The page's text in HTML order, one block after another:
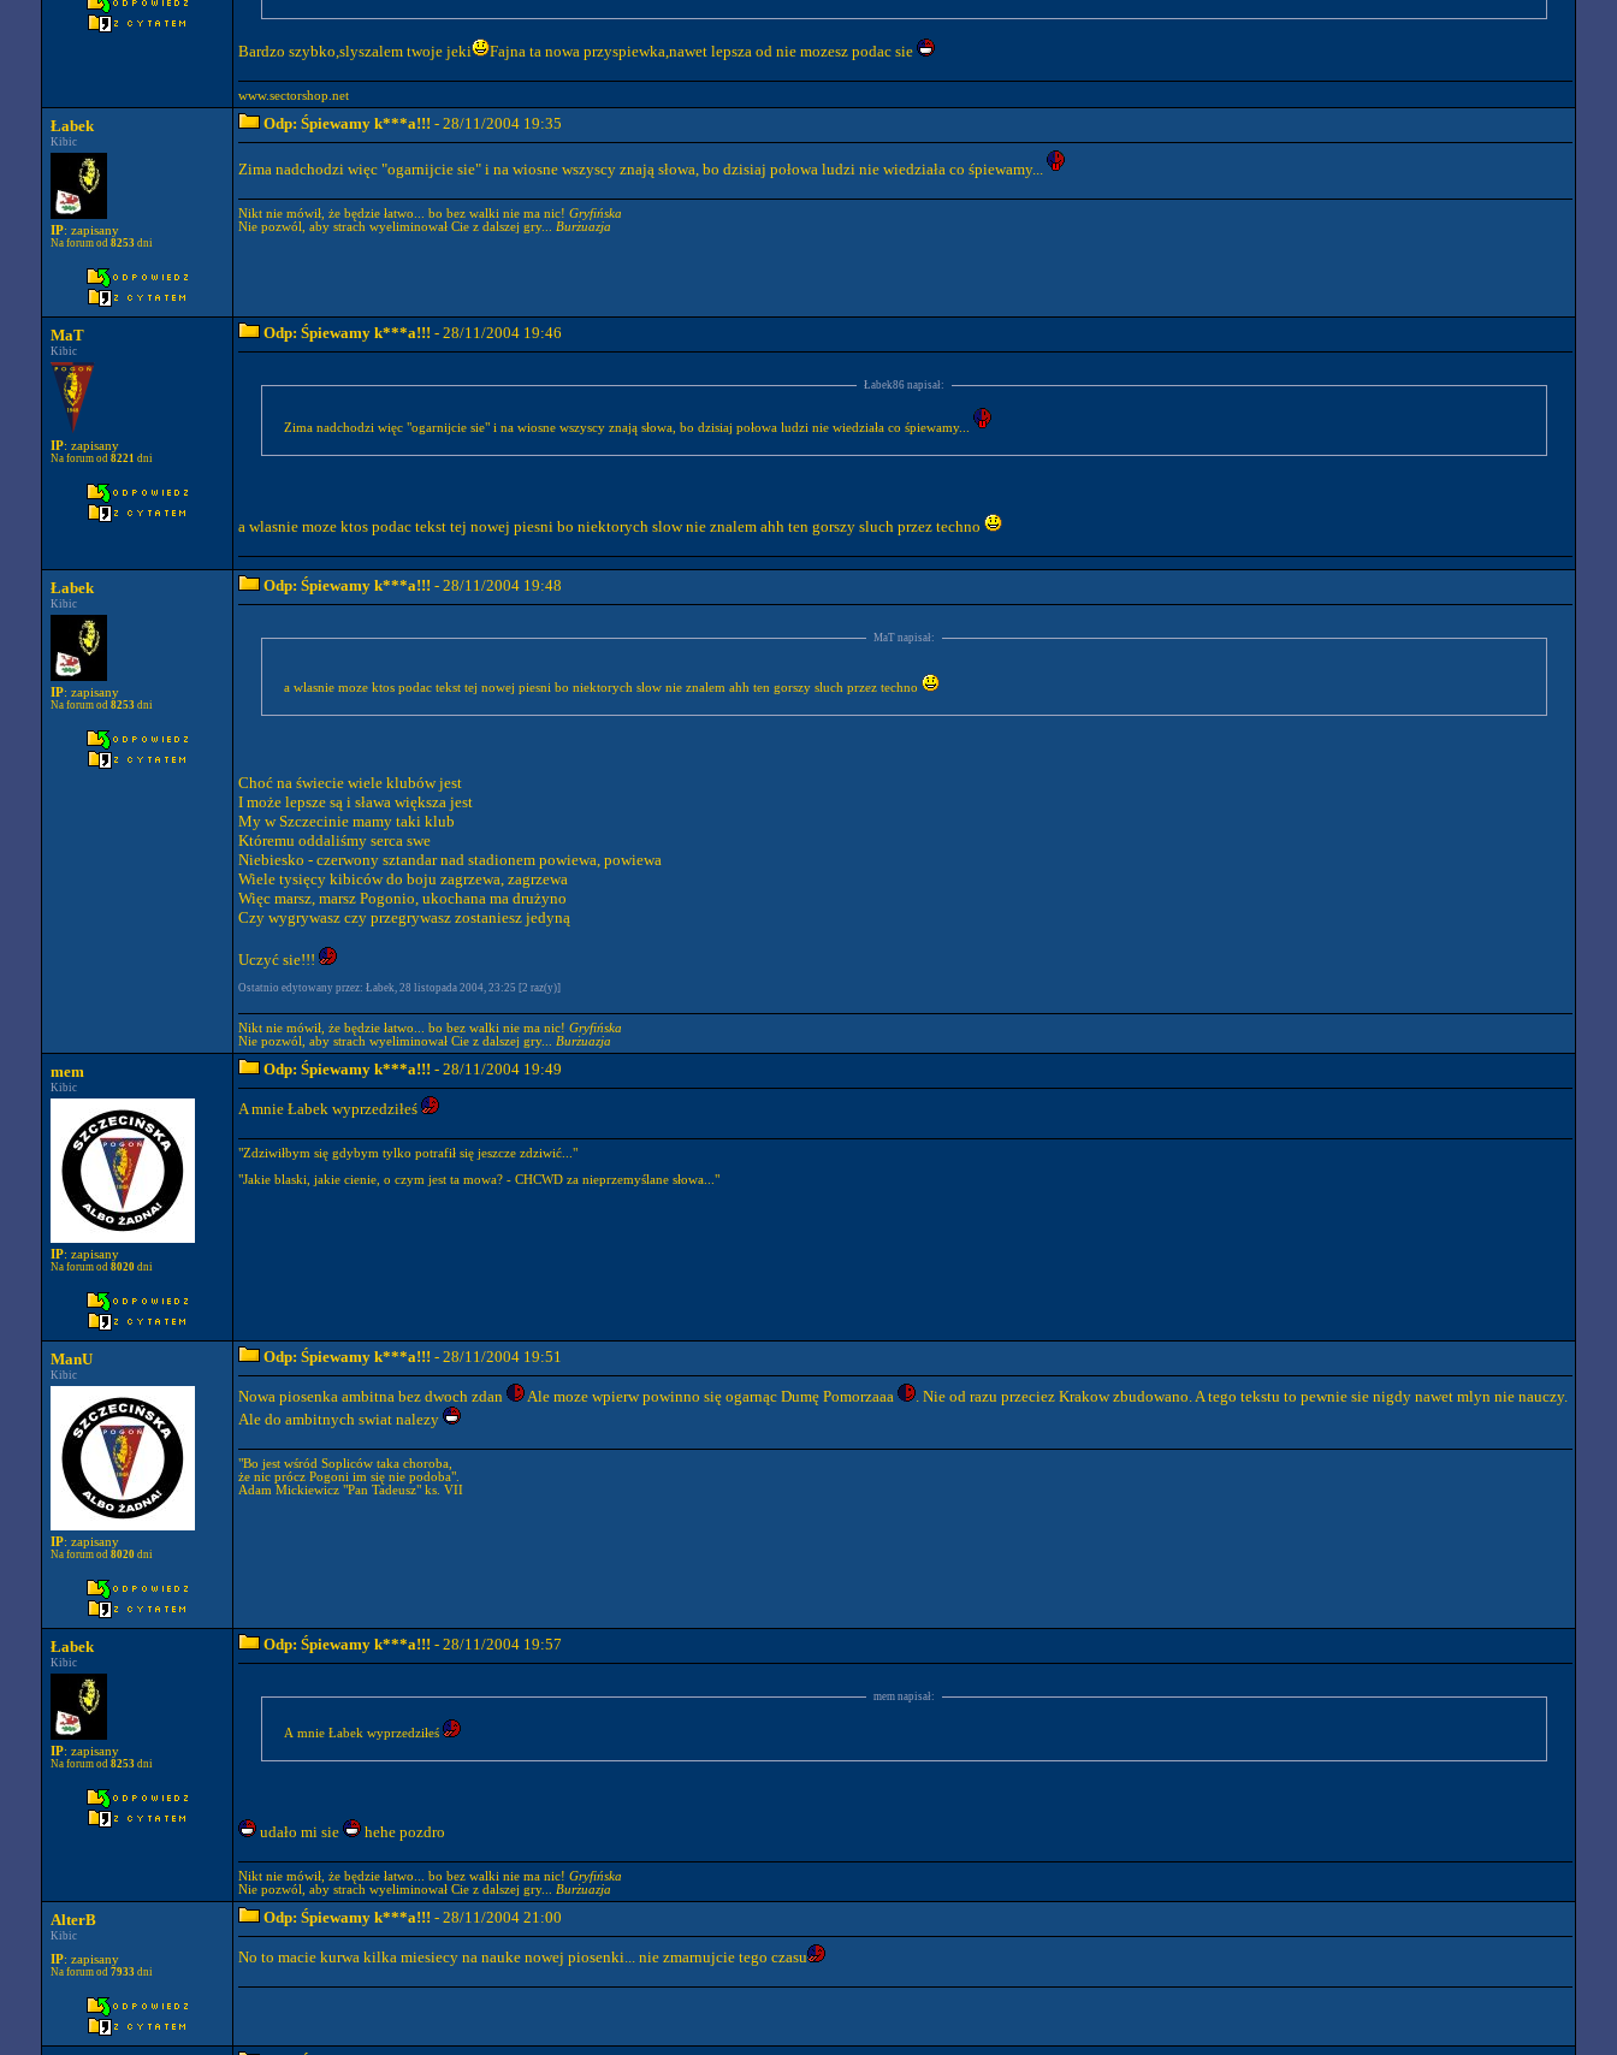
Bardzo szybko,slyszalem twoje jeki Fajna ta nowa przyspiewka,nawet lepsza od nie mozesz podac sie
www.sectorshop.net
Łabek
Kibic
IP: zapisany
Na forum od 8253 dni
Odp: Śpiewamy k***a!!! - 28/11/2004 19:35
Zima nadchodzi więc "ogarnijcie sie" i na wiosne wszyscy znają słowa, bo dzisiaj połowa ludzi nie wiedziała co śpiewamy...
Nikt nie mówił, że będzie łatwo... bo bez walki nie ma nic! Gryfińska
Nie pozwól, aby strach wyeliminował Cie z dalszej gry... Burżuazja
MaT
Kibic
IP: zapisany
Na forum od 8221 dni
Odp: Śpiewamy k***a!!! - 28/11/2004 19:46
Łabek86 napisał:
Zima nadchodzi więc "ogarnijcie sie" i na wiosne wszyscy znają słowa, bo dzisiaj połowa ludzi nie wiedziała co śpiewamy...
a wlasnie moze ktos podac tekst tej nowej piesni bo niektorych slow nie znalem ahh ten gorszy sluch przez techno
Łabek
Kibic
IP: zapisany
Na forum od 8253 dni
Odp: Śpiewamy k***a!!! - 28/11/2004 19:48
MaT napisał:
a wlasnie moze ktos podac tekst tej nowej piesni bo niektorych slow nie znalem ahh ten gorszy sluch przez techno
Choć na świecie wiele klubów jest
I może lepsze są i sława większa jest
My w Szczecinie mamy taki klub
Któremu oddaliśmy serca swe
Niebiesko - czerwony sztandar nad stadionem powiewa, powiewa
Wiele tysięcy kibiców do boju zagrzewa, zagrzewa
Więc marsz, marsz Pogonio, ukochana ma drużyno
Czy wygrywasz czy przegrywasz zostaniesz jedyną
Uczyć sie!!!
Ostatnio edytowany przez: Łabek, 28 listopada 2004, 23:25 [2 raz(y)]
Nikt nie mówił, że będzie łatwo... bo bez walki nie ma nic! Gryfińska
Nie pozwól, aby strach wyeliminował Cie z dalszej gry... Burżuazja
mem
Kibic
IP: zapisany
Na forum od 8020 dni
Odp: Śpiewamy k***a!!! - 28/11/2004 19:49
A mnie Łabek wyprzedziłeś
"Zdziwiłbym się gdybym tylko potrafił się jeszcze zdziwić..."
"Jakie blaski, jakie cienie, o czym jest ta mowa? - CHCWD za nieprzemyślane słowa..."
ManU
Kibic
IP: zapisany
Na forum od 8020 dni
Odp: Śpiewamy k***a!!! - 28/11/2004 19:51
Nowa piosenka ambitna bez dwoch zdan Ale moze wpierw powinno się ogarnąc Dumę Pomorzaaa
. Nie od razu przeciez Krakow zbudowano. A tego tekstu to pewnie sie nigdy nawet mlyn nie nauczy.
Ale do ambitnych swiat nalezy
"Bo jest wśród Sopliców taka choroba,
że nic prócz Pogoni im się nie podoba".
Adam Mickiewicz "Pan Tadeusz" ks. VII
Łabek
Kibic
IP: zapisany
Na forum od 8253 dni
Odp: Śpiewamy k***a!!! - 28/11/2004 19:57
mem napisał:
A mnie Łabek wyprzedziłeś
udało mi sie hehe pozdro
Nikt nie mówił, że będzie łatwo... bo bez walki nie ma nic! Gryfińska
Nie pozwól, aby strach wyeliminował Cie z dalszej gry... Burżuazja
AlterB
Kibic
IP: zapisany
Na forum od 7933 dni
Odp: Śpiewamy k***a!!! - 28/11/2004 21:00
No to macie kurwa kilka miesiecy na nauke nowej piosenki... nie zmarnujcie tego czasu